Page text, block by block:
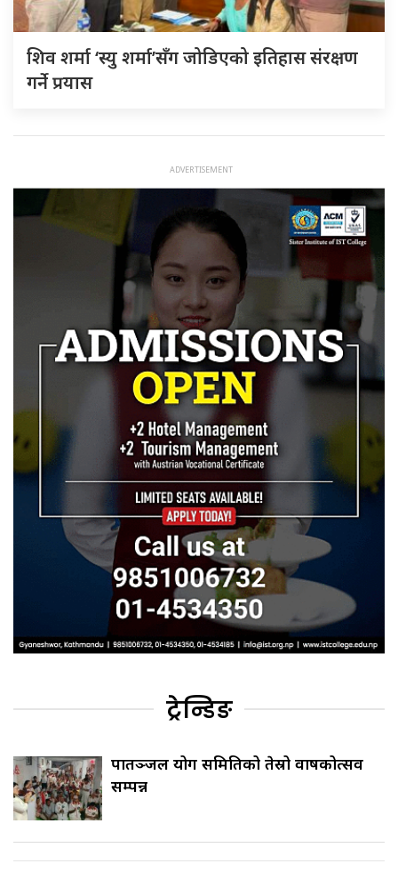
शिव शर्मा ‘स्यु शर्मा’सँग जोडिएको इतिहास संरक्षण
गर्ने प्रयास
ट्रेन्डिङ
पातञ्जल योग समितिको तेस्रो वार्षिकोत्सव
सम्पन्न